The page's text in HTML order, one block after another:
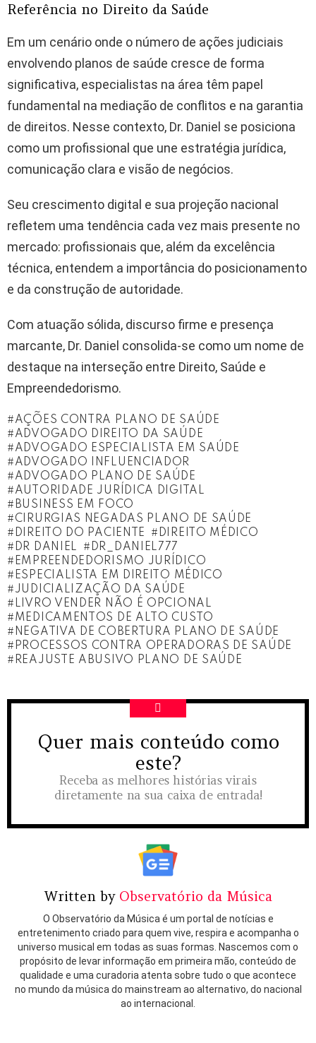
Referência no Direito da Saúde
Em um cenário onde o número de ações judiciais
envolvendo planos de saúde cresce de forma
significativa, especialistas na área têm papel
fundamental na mediação de conflitos e na garantia
de direitos. Nesse contexto, Dr. Daniel se posiciona
como um profissional que une estratégia jurídica,
comunicação clara e visão de negócios.
Seu crescimento digital e sua projeção nacional
refletem uma tendência cada vez mais presente no
mercado: profissionais que, além da excelência
técnica, entendem a importância do posicionamento
e da construção de autoridade.
Com atuação sólida, discurso firme e presença
marcante, Dr. Daniel consolida-se como um nome de
destaque na interseção entre Direito, Saúde e
Empreendedorismo.
AÇÕES CONTRA PLANO DE SAÚDE
ADVOGADO DIREITO DA SAÚDE
ADVOGADO ESPECIALISTA EM SAÚDE
ADVOGADO INFLUENCIADOR
ADVOGADO PLANO DE SAÚDE
AUTORIDADE JURÍDICA DIGITAL
BUSINESS EM FOCO
CIRURGIAS NEGADAS PLANO DE SAÚDE
DIREITO DO PACIENTE
DIREITO MÉDICO
DR DANIEL
DR_DANIEL777
EMPREENDEDORISMO JURÍDICO
ESPECIALISTA EM DIREITO MÉDICO
JUDICIALIZAÇÃO DA SAÚDE
LIVRO VENDER NÃO É OPCIONAL
MEDICAMENTOS DE ALTO CUSTO
NEGATIVA DE COBERTURA PLANO DE SAÚDE
PROCESSOS CONTRA OPERADORAS DE SAÚDE
REAJUSTE ABUSIVO PLANO DE SAÚDE
NEWSLETTER
Quer mais conteúdo como
este?
Receba as melhores histórias virais
diretamente na sua caixa de entrada!
Written by Observatório da Música
O Observatório da Música é um portal de notícias e
entretenimento criado para quem vive, respira e acompanha o
universo musical em todas as suas formas. Nascemos com o
propósito de levar informação em primeira mão, conteúdo de
qualidade e uma curadoria atenta sobre tudo o que acontece
no mundo da música do mainstream ao alternativo, do nacional
ao internacional.